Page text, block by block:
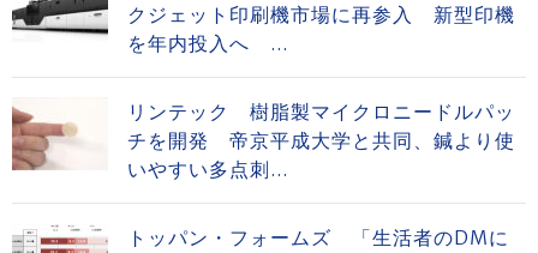
クジェット印刷機市場に再参入 新型印機
を年内投入へ ...
リンテック 樹脂製マイクロニードルパッ
チを開発 帝京平成大学と共同、鍼より使
いやすい多点刺...
トッパン・フォームズ 「生活者のDMに